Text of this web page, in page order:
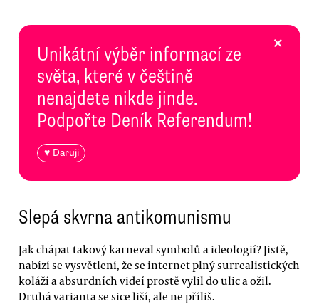
Unikátní výběr informací ze
světa, které v češtině
nenajdete nikde jinde.
Podpořte Deník Referendum!
♥ Daruji
×
Slepá skvrna antikomunismu
Jak chápat takový karneval symbolů a ideologií? Jistě,
nabízí se vysvětlení, že se internet plný surrealistických
koláží a absurdních videí prostě vylil do ulic a ožil.
Druhá varianta se sice liší, ale ne příliš.